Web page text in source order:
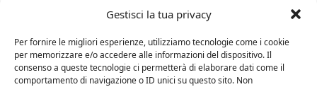
Gestisci la tua privacy
Per fornire le migliori esperienze, utilizziamo tecnologie come i cookie
per memorizzare e/o accedere alle informazioni del dispositivo. Il
consenso a queste tecnologie ci permetterà di elaborare dati come il
comportamento di navigazione o ID unici su questo sito. Non
DOT Horeca Solutions 1000 Bicchieri PET